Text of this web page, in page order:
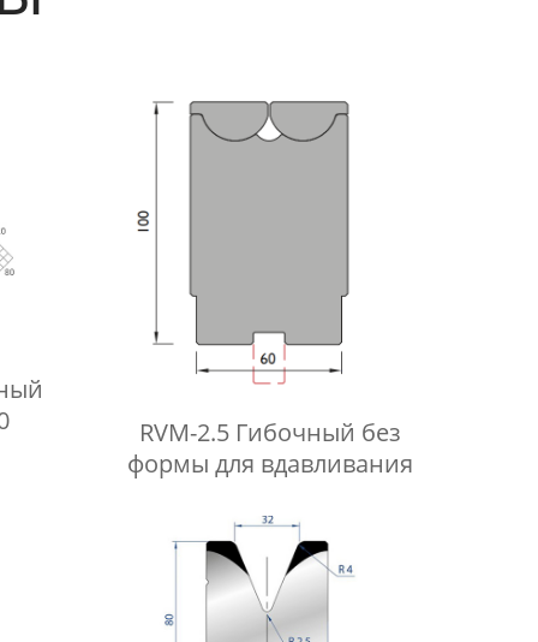
RVM-2.5 Гибочный без
формы для вдавливания